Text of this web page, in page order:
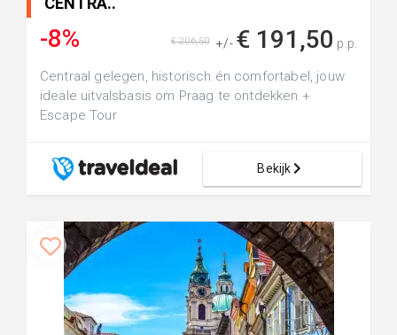
-8% +/- € 191,50 p.p.
€ 206,50
Centraal gelegen, historisch én comfortabel, jouw
ideale uitvalsbasis om Praag te ontdekken +
Escape Tour
Bekijk